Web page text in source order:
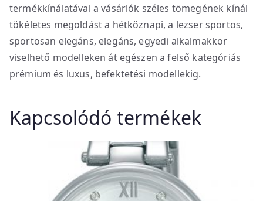
termékkínálatával a vásárlók széles tömegének kínál
tökéletes megoldást a hétköznapi, a lezser sportos,
sportosan elegáns, elegáns, egyedi alkalmakkor
viselhető modelleken át egészen a felső kategóriás
prémium és luxus, befektetési modellekig.
Kapcsolódó termékek